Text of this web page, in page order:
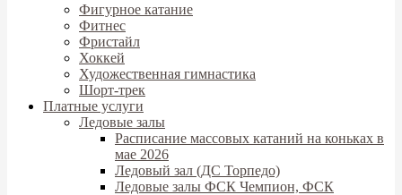
Фигурное катание
Фитнес
Фристайл
Хоккей
Художественная гимнастика
Шорт-трек
Платные услуги
Ледовые залы
Расписание массовых катаний на коньках в
мае 2026
Ледовый зал (ДС Торпедо)
Ледовые залы ФСК Чемпион, ФСК